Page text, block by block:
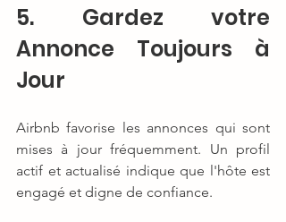
5. Gardez votre
Annonce Toujours à
Jour
Airbnb favorise les annonces qui sont
mises à jour fréquemment. Un profil
actif et actualisé indique que l'hôte est
engagé et digne de confiance.